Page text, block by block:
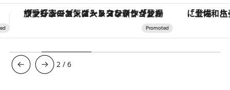
「土佐和ハーブかき氷」がOMO7高知に登場！生姜、山椒、大葉など目にも舌にも涼を呼ぶ郷土の味
3 /6